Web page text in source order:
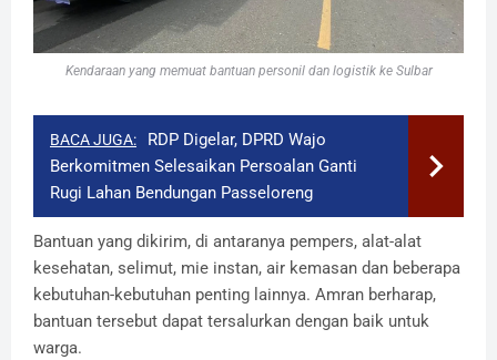
Kendaraan yang memuat bantuan personil dan logistik ke Sulbar
BACA JUGA:
RDP Digelar, DPRD Wajo
Berkomitmen Selesaikan Persoalan Ganti
Rugi Lahan Bendungan Passeloreng
Bantuan yang dikirim, di antaranya pempers, alat-alat
kesehatan, selimut, mie instan, air kemasan dan beberapa
kebutuhan-kebutuhan penting lainnya. Amran berharap,
bantuan tersebut dapat tersalurkan dengan baik untuk
warga.